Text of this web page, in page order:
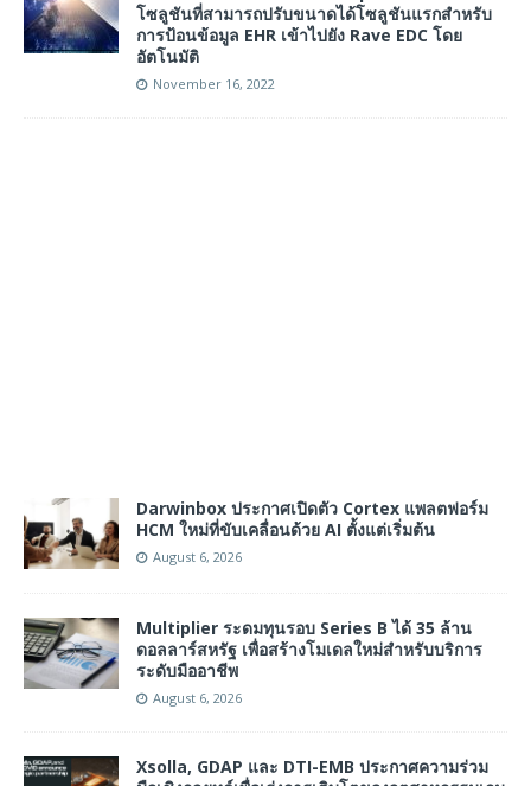
โซลูชันที่สามารถปรับขนาดได้โซลูชันแรกสำหรับ
การป้อนข้อมูล EHR เข้าไปยัง Rave EDC โดย
อัตโนมัติ
November 16, 2022
Darwinbox ประกาศเปิดตัว Cortex แพลตฟอร์ม
HCM ใหม่ที่ขับเคลื่อนด้วย AI ตั้งแต่เริ่มต้น
August 6, 2026
Multiplier ระดมทุนรอบ Series B ได้ 35 ล้าน
ดอลลาร์สหรัฐ เพื่อสร้างโมเดลใหม่สำหรับบริการ
ระดับมืออาชีพ
August 6, 2026
Xsolla, GDAP และ DTI-EMB ประกาศความร่วม